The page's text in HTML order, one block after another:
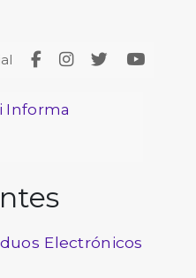
Informa
Electrónicos